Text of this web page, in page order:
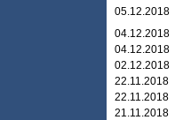
05.12.2018
04.12.2018
04.12.2018
02.12.2018
22.11.2018
22.11.2018
21.11.2018